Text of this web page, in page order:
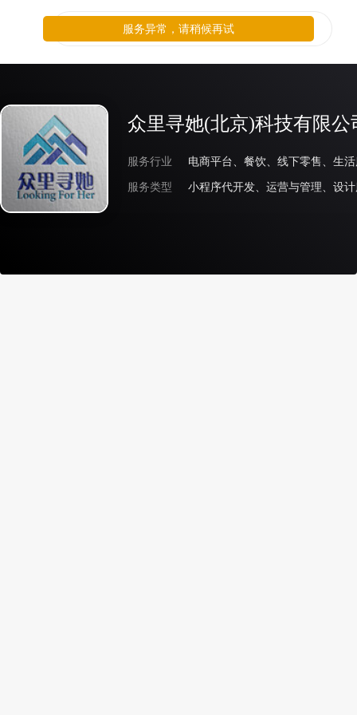
众里寻她(北京)科技有限公
服务行业
服务类型
小程序代开发、运营与管理、设
服务异常，请稍候再试